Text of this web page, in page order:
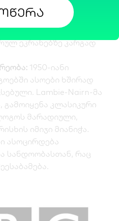
განსხვავებულ
ძველი, დახრილი
შესრულებული
ეკრანებზე კარგად
1950-იანი
ასოები ხშირად
Lambie-Nairn-მა
გამოიყენა კლასიკური
მარადიული,
იმიჯი მიანიჭა.
ასოცირდება
სანდოობასთან, რაც